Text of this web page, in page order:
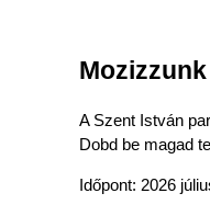
A Szent István
Dobd be magad
Időpont: 2026